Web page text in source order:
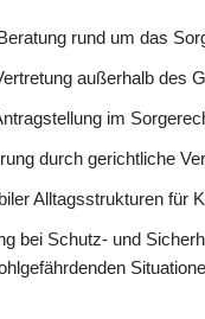
rund um das
außerhalb des
im
durch gerichtliche
Alltagsstrukturen für
bei Schutz- und